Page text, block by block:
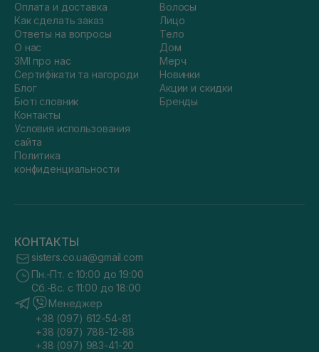
Оплата и доставка
Как сделать заказ
Ответы на вопросы
О нас
ЗМІ про нас
Сертифікати та нагороди
Блог
Бюті словник
Контакты
Условия использования
сайта
Политика
конфиденциальности
Волосы
Лицо
Тело
Дом
Мерч
Новинки
Акции и скидки
Бренды
КОНТАКТЫ
sisters.co.ua@gmail.com
Пн.-Пт. с 10:00 до 19:00
Сб.-Вс. с 11:00 до 18:00
Менеджер
+38 (097) 612-54-81
+38 (097) 788-12-88
+38 (097) 983-41-20